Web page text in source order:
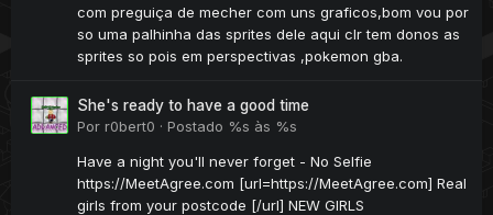
com preguiça de mecher com uns graficos,bom vou por
so uma palhinha das sprites dele aqui clr tem donos as
sprites so pois em perspectivas ,pokemon gba.
She's ready to have a good time
Por r0bert0 · Postado %s às %s
Have a night you'll never forget - No Selfie
https://MeetAgree.com [url=https://MeetAgree.com] Real
girls from your postcode [/url] NEW GIRLS